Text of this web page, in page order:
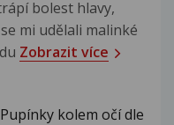
bolest hlavy,
mi udělali malinké
Zobrazit více
kolem očí dle